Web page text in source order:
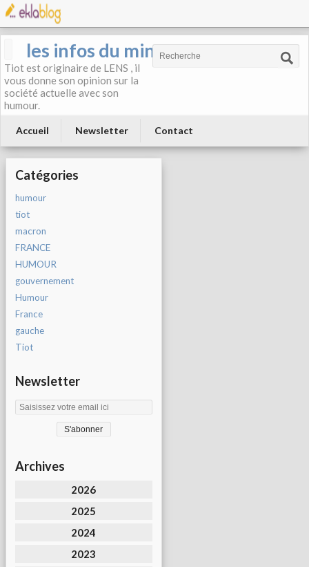
les infos du mineur
Tiot est originaire de LENS , il
vous donne son opinion sur la
société actuelle avec son
humour.
Accueil Newsletter Contact
Catégories
humour
tiot
macron
FRANCE
HUMOUR
gouvernement
Humour
France
gauche
Tiot
Newsletter
Archives
2026
2025
2024
2023